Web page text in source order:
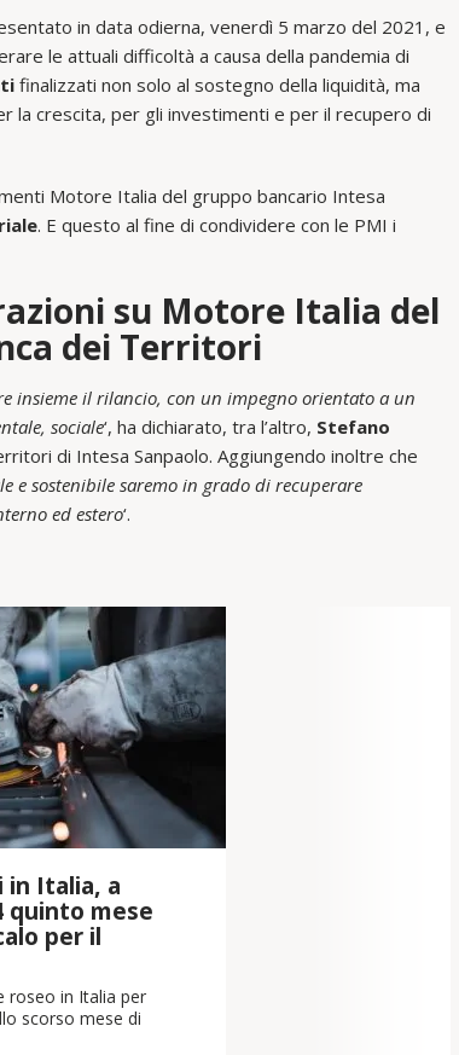
in data odierna, venerdì 5 marzo del 2021, e
le attuali difficoltà a causa della pandemia di
finalizzati non solo al sostegno della liquidità, ma
la crescita, per gli investimenti e per il recupero di
Motore Italia del gruppo bancario Intesa
. E questo al fine di condividere con le PMI i
su Motore Italia del
dei Territori
insieme il rilancio, con un impegno orientato a un
sociale‘, ha dichiarato, tra l’altro, Stefano
di Intesa Sanpaolo. Aggiungendo inoltre che
e sostenibile saremo in grado di recuperare
ed estero‘.
in Italia, a
quinto mese
per il
in Italia per
scorso mese di